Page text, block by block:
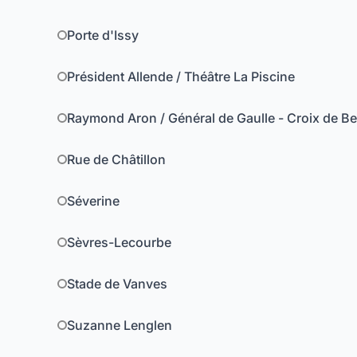
Porte d'Issy
Président Allende / Théâtre La Piscine
Raymond Aron / Général de Gaulle - Croix de
Rue de Châtillon
Séverine
Sèvres-Lecourbe
Stade de Vanves
Suzanne Lenglen